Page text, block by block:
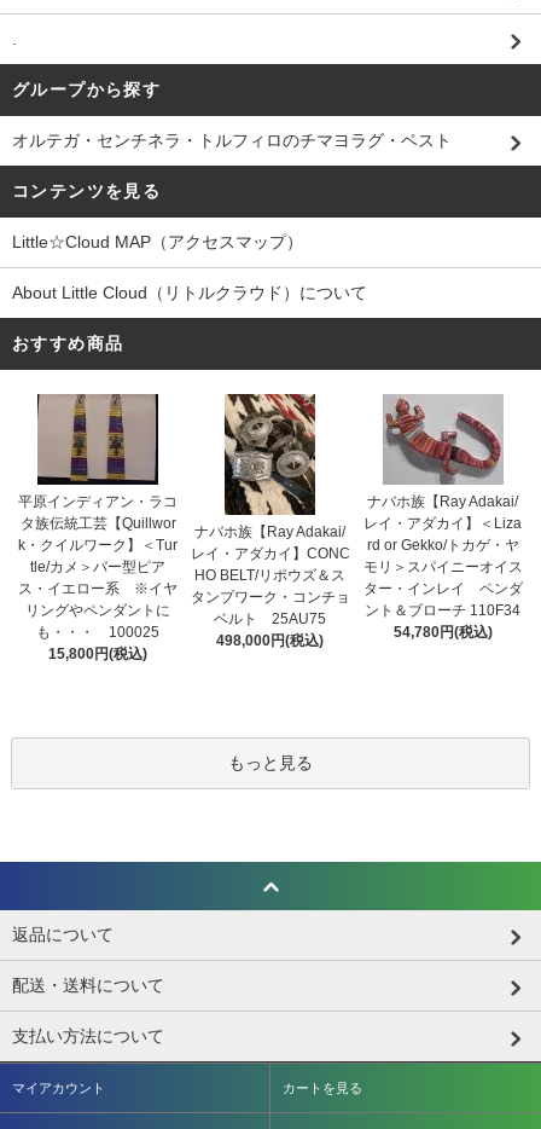
.
グループから探す
オルテガ・センチネラ・トルフィロのチマヨラグ・ベスト
コンテンツを見る
Little☆Cloud MAP（アクセスマップ）
About Little Cloud（リトルクラウド）について
おすすめ商品
平原インディアン・ラコ
タ族伝統工芸【Quillwor
k・クイルワーク】＜Tur
tle/カメ＞バー型ピア
ス・イエロー系 ※イヤ
リングやペンダントに
も・・・ 100025
15,800円(税込)
ナバホ族【Ray Adakai/
レイ・アダカイ】CONC
HO BELT/リポウズ＆ス
タンプワーク・コンチョ
ベルト 25AU75
498,000円(税込)
ナバホ族【Ray Adakai/
レイ・アダカイ】＜Liza
rd or Gekko/トカゲ・ヤ
モリ＞スパイニーオイス
ター・インレイ ペンダ
ント＆ブローチ 110F34
54,780円(税込)
もっと見る
返品について
配送・送料について
支払い方法について
マイアカウント カートを見る